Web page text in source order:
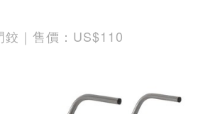
｜售價：US$110